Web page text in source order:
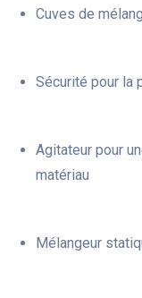
Cuves de
Sécurité pour la
Agitateur pour
matériau
Mélangeur